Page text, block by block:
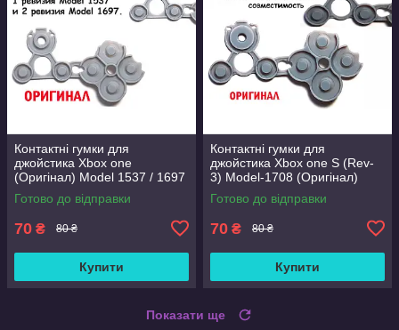
Контактні гумки для
джойстика Xbox one
(Оригінал) Model 1537 / 1697
Готово до відправки
70 ₴ 80 ₴
Купити
Контактні гумки для
джойстика Xbox one S (Rev-
3) Model-1708 (Оригінал)
Готово до відправки
70 ₴ 80 ₴
Купити
Показати ще